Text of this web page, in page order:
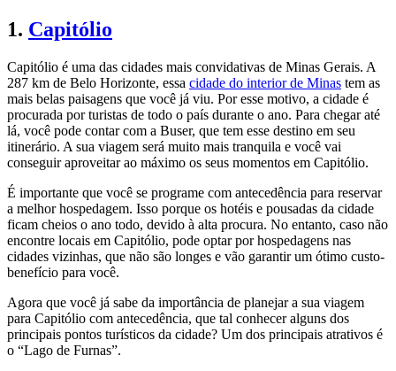
1. Capitólio
Capitólio é uma das cidades mais convidativas de Minas Gerais. A
287 km de Belo Horizonte, essa cidade do interior de Minas tem as
mais belas paisagens que você já viu. Por esse motivo, a cidade é
procurada por turistas de todo o país durante o ano. Para chegar até
lá, você pode contar com a Buser, que tem esse destino em seu
itinerário. A sua viagem será muito mais tranquila e você vai
conseguir aproveitar ao máximo os seus momentos em Capitólio.
É importante que você se programe com antecedência para reservar
a melhor hospedagem. Isso porque os hotéis e pousadas da cidade
ficam cheios o ano todo, devido à alta procura. No entanto, caso não
encontre locais em Capitólio, pode optar por hospedagens nas
cidades vizinhas, que não são longes e vão garantir um ótimo custo-
benefício para você.
Agora que você já sabe da importância de planejar a sua viagem
para Capitólio com antecedência, que tal conhecer alguns dos
principais pontos turísticos da cidade? Um dos principais atrativos é
o “Lago de Furnas”.